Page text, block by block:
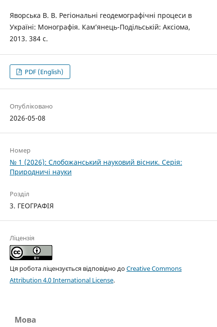
Яворська В. В. Регіональні геодемографічні процеси в
Україні: Монографія. Кам’янець-Подільській: Аксіома,
2013. 384 с.
PDF (English)
Опубліковано
2026-05-08
Номер
№ 1 (2026): Слобожанський науковий вісник. Серія:
Природничі науки
Розділ
3. ГЕОГРАФІЯ
Ліцензія
Ця робота ліцензується відповідно доCreative Commons
Attribution 4.0 International License.
Мова